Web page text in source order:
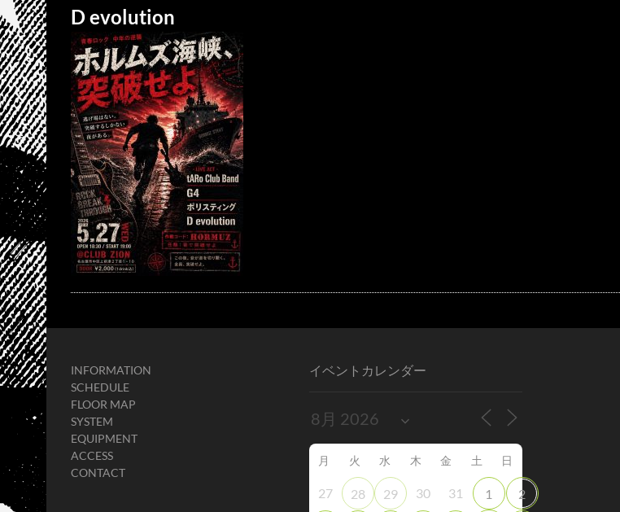
D evolution
INFORMATION
SCHEDULE
FLOOR MAP
SYSTEM
EQUIPMENT
ACCESS
CONTACT
イベントカレンダー
月 火 水 木 金 土 日
27 28 29 30 31 1 2